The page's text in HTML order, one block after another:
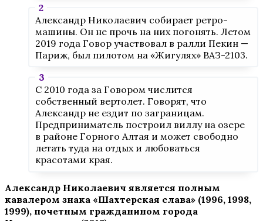
Александр Николаевич собирает ретро-
машины. Он не прочь на них погонять. Летом
2019 года Говор участвовал в ралли Пекин —
Париж, был пилотом на «Жигулях» ВАЗ-2103.
С 2010 года за Говором числится
собственный вертолет. Говорят, что
Александр не ездит по заграницам.
Предприниматель построил виллу на озере
в районе Горного Алтая и может свободно
летать туда на отдых и любоваться
красотами края.
Александр Николаевич является полным
кавалером знака «Шахтерская слава» (1996, 1998,
1999), почетным гражданином города